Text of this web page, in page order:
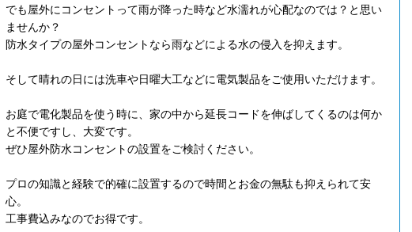
でも屋外にコンセントって雨が降った時など水濡れが心配なのでは？と思い
ませんか？
防水タイプの屋外コンセントなら雨などによる水の侵入を抑えます。
そして晴れの日には洗車や日曜大工などに電気製品をご使用いただけます。
お庭で電化製品を使う時に、家の中から延長コードを伸ばしてくるのは何か
と不便ですし、大変です。
ぜひ屋外防水コンセントの設置をご検討ください。
プロの知識と経験で的確に設置するので時間とお金の無駄も抑えられて安
心。
工事費込みなのでお得です。